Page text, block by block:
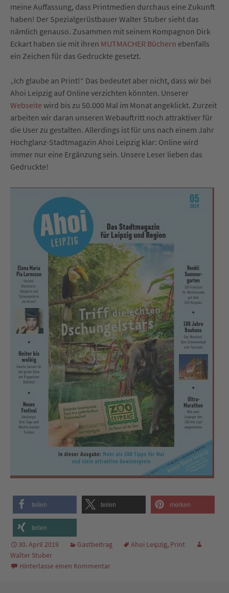
meine Auffassung, dass Printmedien durchaus eine Zukunft
haben! Der Spezialgerüstbauer Walter Stuber sieht das
nämlich genauso. Zusammen mit seinem Kompagnon Dirk
Eckart haben sie mit ihren MUTMACHER Büchern ebenfalls
ein Zeichen für das Gedruckte gesetzt.
„Ich glaube an Print!“ Das bedeutet aber nicht, dass wir bei
Ahoi Leipzig auf Online verzichten könnten. Unserer
Webseite wird bis zu 50.000 Mal im Monat angeklickt. Zurzeit
arbeiten wir daran unseren Webauftritt noch attraktiver für
die User zu gestalten. Allerdings ist für uns nach einem Jahr
Hochglanz-Stadtmagazin Ahoi Leipzig klar: Online wird
immer nur eine Ergänzung sein. Unsere Leser lieben das
Gedruckte!
teilen teilen merken
teilen
30. April 2019 Gastbeitrag Ahoi Leipzig, Print
Walter Stuber
Hinterlasse einen Kommentar